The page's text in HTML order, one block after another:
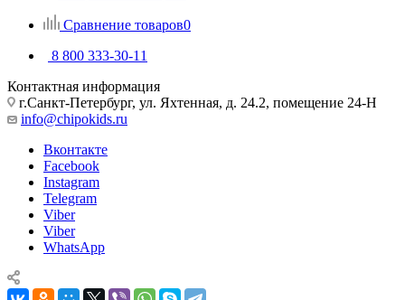
Сравнение товаров0
8 800 333-30-11
Контактная информация
г.Санкт-Петербург, ул. Яхтенная, д. 24.2, помещение 24-Н
info@chipokids.ru
Вконтакте
Facebook
Instagram
Telegram
Viber
Viber
WhatsApp